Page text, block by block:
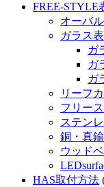
FREE-STYLE
オーバ
ガラス
ガ
ガ
ガ
リーフ
フリー
ステン
銅・真
ウッド
HAS取付方法